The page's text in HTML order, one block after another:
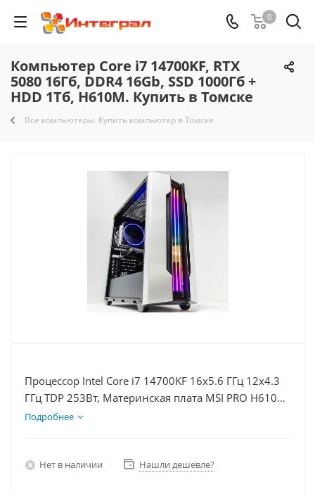
0
Компьютер Core i7 14700KF, RTX
5080 16Гб, DDR4 16Gb, SSD 1000Гб +
HDD 1Тб, H610M. Купить в Томске
Все компьютеры. Купить компьютер в Томске
Процессор Intel Core i7 14700KF 16x5.6 ГГц 12x4.3
ГГц TDP 253Вт, Материнская плата MSI PRO H610M-
E, Видеокарта RTX 5080 16Гб, Память DDR4 16Gb,
Подробнее
Нет в наличии Нашли дешевле?